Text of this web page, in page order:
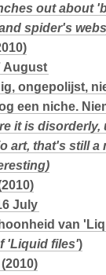
out about
spider's
August
ongepolijst,
een niche.
it is
art, that's still a
July
van
'Liquid files')